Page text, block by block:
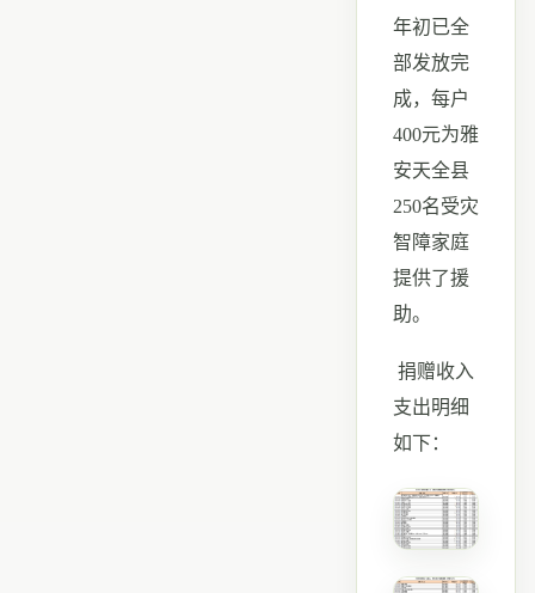
年初已全
部发放完
成，每户
400元为雅
安天全县
250名受灾
智障家庭
提供了援
助。
捐赠收入
支出明细
如下：